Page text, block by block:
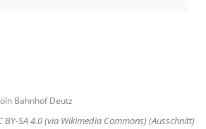
SA 4.0 (via Wikimedia Commons) (Ausschnitt)